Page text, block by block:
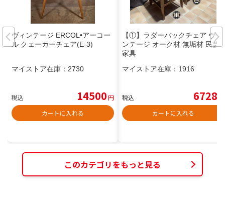
ヴィンテージ ERCOL•アーコー
ル クェーカーチェア(E-3)
マイストア在庫： 2730
税込 14500円
カートに入れる
【①】ラダーバックチェア ヴィ
ンテージ オーク材 無垢材 民芸
家具
マイストア在庫： 1916
税込 6728
カートに入れる
このカテゴリをもっと見る